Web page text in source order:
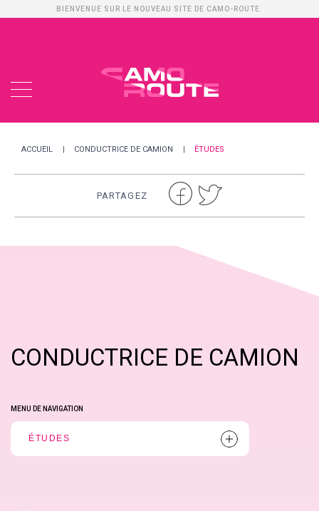
BIENVENUE SUR LE NOUVEAU SITE DE CAMO-ROUTE.
ACCUEIL CONDUCTRICE DE CAMION ÉTUDES
PARTAGEZ
CONDUCTRICE DE CAMION
MENU DE NAVIGATION
ÉTUDES